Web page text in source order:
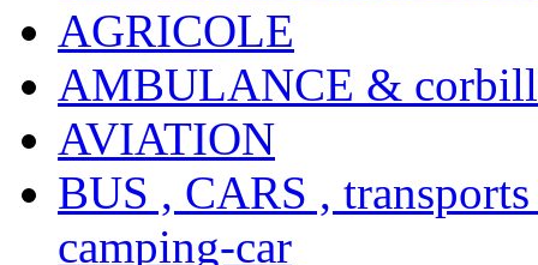
AGRICOLE
AMBULANCE &
AVIATION
BUS , CARS ,
camping-car